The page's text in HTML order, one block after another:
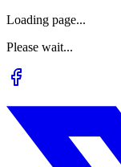
Loading page...
Please wait...